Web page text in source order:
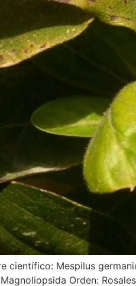
científico: Mespilus
Orden: